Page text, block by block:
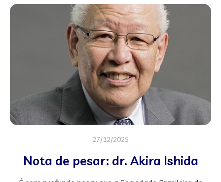
27/12/2025
Nota de pesar: dr. Akira Ishida